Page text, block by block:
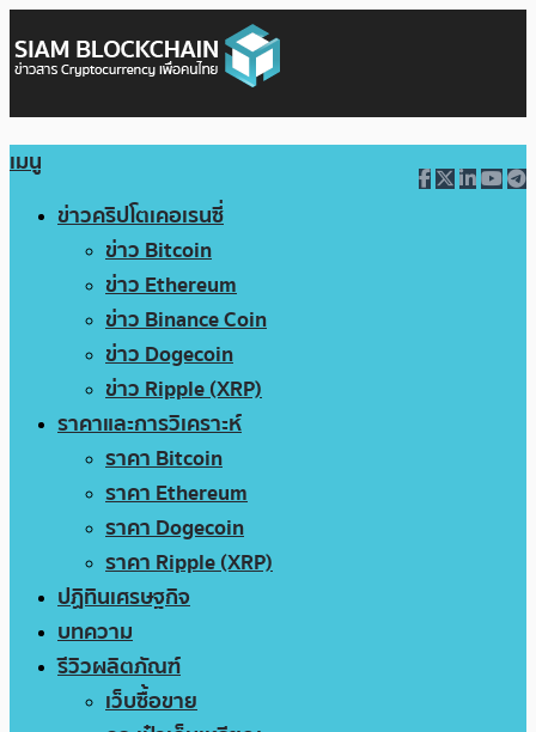
เมนู
ข่าวคริปโตเคอเรนซี่
ข่าว Bitcoin
ข่าว Ethereum
ข่าว Binance Coin
ข่าว Dogecoin
ข่าว Ripple (XRP)
ราคาและการวิเคราะห์
ราคา Bitcoin
ราคา Ethereum
ราคา Dogecoin
ราคา Ripple (XRP)
ปฏิทินเศรษฐกิจ
บทความ
รีวิวผลิตภัณฑ์
เว็บซื้อขาย